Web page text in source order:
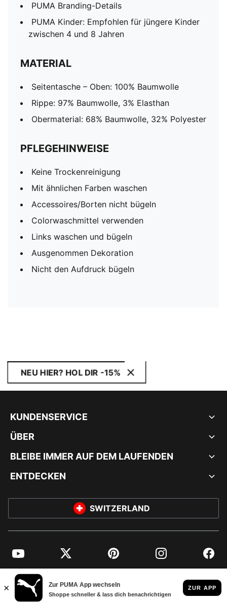
PUMA Branding-Details
PUMA Kinder: Empfohlen für jüngere Kinder
zwischen 4 und 8 Jahren
MATERIAL
Seitentasche – Oben: 100% Baumwolle
Rippe: 97% Baumwolle, 3% Elasthan
Obermaterial: 68% Baumwolle, 32% Polyester
PFLEGEHINWEISE
Keine Trockenreinigung
Mit ähnlichen Farben waschen
Accessoires/Borten nicht bügeln
Colorwaschmittel verwenden
Links waschen und bügeln
Ausgenommen Dekoration
Nicht den Aufdruck bügeln
NEU HIER? HOL DIR -15%
KUNDENSERVICE
ÜBER
BLEIBE IMMER AUF DEM LAUFENDEN
ENTDECKEN
SWITZERLAND
YouTube Twitter Pinterest Instagram
© PUMA EUROPE GMBH, 2026. ALLE RECHTE VORBEHALTEN
IMPRESSUM UND RECHTLICHE HINWEISE